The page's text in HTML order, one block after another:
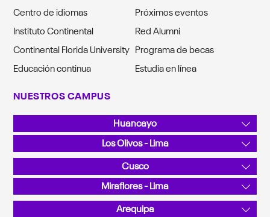
Centro de idiomas
Próximos eventos
Instituto Continental
Red Alumni
Continental Florida University Programa de becas
Educación continua
Estudia en línea
NUESTROS CAMPUS
Huancayo
Av. San Carlos 1980, Urb. San Antonio
Teléfono: 064 481430
Los Olivos - Lima
Av. Alfredo Mendiola 5210
Teléfono: 01 2132760
Cusco
Sector Angostura KM 10, San Jerónimo
Teléfono: 084 480070
Miraflores - Lima
Calle Junín 355
Teléfono: 01 2132760
Arequipa